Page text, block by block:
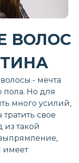
ВОЛОС
- мечта
пола. Но для
много усилий,
свое
из такой
имеет